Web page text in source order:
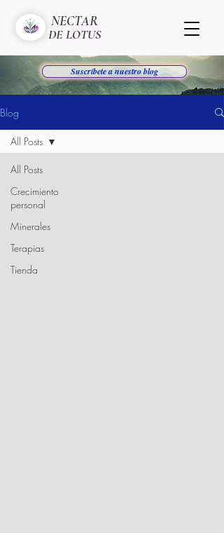
NECTAR
DE LOTUS
Suscríbete a nuestro blog
Blog
All Posts
Crecimiento
personal
Minerales
Terapias
Tienda
All Posts